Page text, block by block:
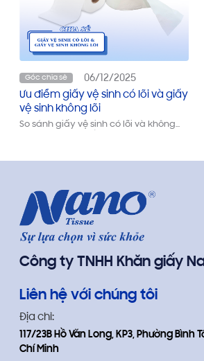
Góc chia sẻ
06/12/2025
Ưu điểm giấy vệ sinh có lõi và giấy
vệ sinh không lõi
So sánh giấy vệ sinh có lõi và không
Công ty TNHH Khăn giấy
Liên hệ với chúng tôi
Địa chỉ:
117/23B Hồ Văn Long, KP3, Phường Bình
Chí Minh